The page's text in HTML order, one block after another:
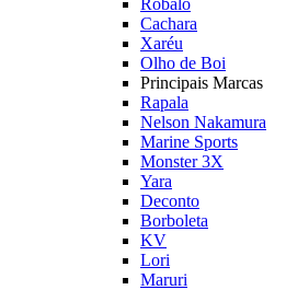
Robalo
Cachara
Xaréu
Olho de Boi
Principais Marcas
Rapala
Nelson Nakamura
Marine Sports
Monster 3X
Yara
Deconto
Borboleta
KV
Lori
Maruri